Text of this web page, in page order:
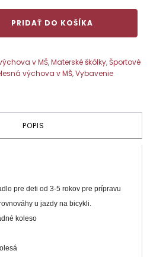
PRIDAŤ DO KOŠÍKA
v MŠ,Materské škôlky,Športové
výchova v MŠ,Vybavenie
POPIS
pre deti od 3-5 rokov pre prípravu
u jazdy na bicykli.
koleso